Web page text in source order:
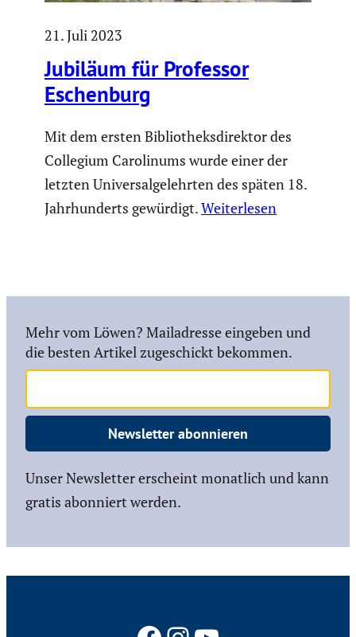
21. Juli 2023
Jubiläum für Professor
Eschen­burg
Mit dem ersten Bibliotheksdirektor des
Collegium Carolinums wurde einer der
letzten Universalgelehrten des späten 18.
Jahrhunderts gewürdigt.Weiterlesen
Mehr vom Löwen? Mailadresse eingeben und
die besten Artikel zugeschickt bekommen.
Newsletter abonnieren
Unser Newsletter erscheint monatlich und kann
gratis abonniert werden.